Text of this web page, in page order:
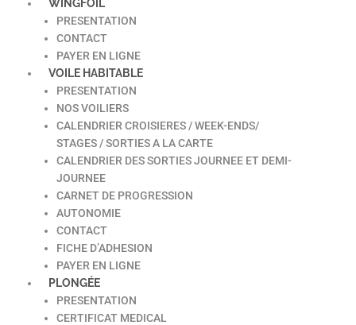
WINGFOIL
PRESENTATION
CONTACT
PAYER EN LIGNE
VOILE HABITABLE
PRESENTATION
NOS VOILIERS
CALENDRIER CROISIERES / WEEK-ENDS/
STAGES / SORTIES A LA CARTE
CALENDRIER DES SORTIES JOURNEE ET DEMI-
JOURNEE
CARNET DE PROGRESSION
AUTONOMIE
CONTACT
FICHE D’ADHESION
PAYER EN LIGNE
PLONGÉE
PRESENTATION
CERTIFICAT MEDICAL